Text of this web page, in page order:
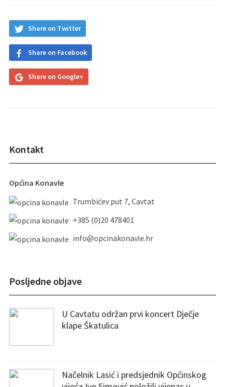
Share on Twitter
Share on Facebook
Share on Google+
Kontakt
Općina Konavle
Trumbićev put 7, Cavtat
+385 (0)20 478401
info@opcinakonavle.hr
Posljedne objave
U Cavtatu održan prvi koncert Dječje
klape Škatulica
Načelnik Lasić i predsjednik Općinskog